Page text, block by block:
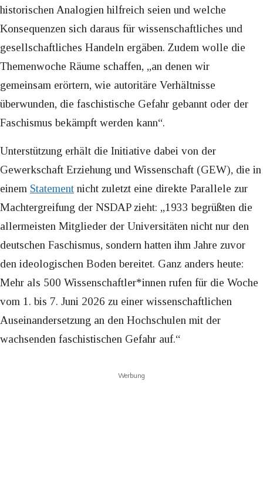
historischen Analogien hilfreich seien und welche
Konsequenzen sich daraus für wissenschaftliches und
gesellschaftliches Handeln ergäben. Zudem wolle die
Themenwoche Räume schaffen, „an denen wir
gemeinsam erörtern, wie autoritäre Verhältnisse
überwunden, die faschistische Gefahr gebannt oder der
Faschismus bekämpft werden kann“.
Unterstützung erhält die Initiative dabei von der
Gewerkschaft Erziehung und Wissenschaft (GEW), die in
einem Statement nicht zuletzt eine direkte Parallele zur
Machtergreifung der NSDAP zieht: „1933 begrüßten die
allermeisten Mitglieder der Universitäten nicht nur den
deutschen Faschismus, sondern hatten ihm Jahre zuvor
den ideologischen Boden bereitet. Ganz anders heute:
Mehr als 500 Wissenschaftler*innen rufen für die Woche
vom 1. bis 7. Juni 2026 zu einer wissenschaftlichen
Auseinandersetzung an den Hochschulen mit der
wachsenden faschistischen Gefahr auf.“
Werbung